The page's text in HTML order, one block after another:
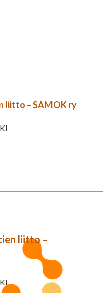
liitto – SAMOK ry
liitto –